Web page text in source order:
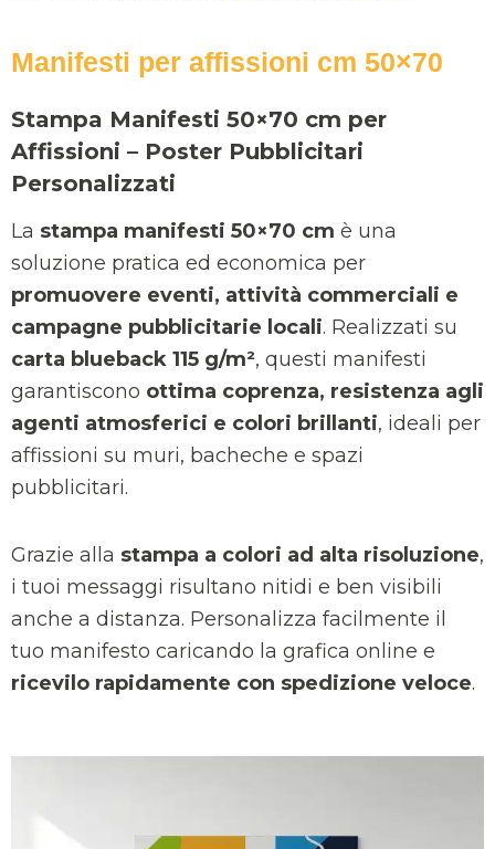
Manifesti per affissioni cm 50×70
Stampa Manifesti 50×70 cm per
Affissioni – Poster Pubblicitari
Personalizzati
La stampa manifesti 50×70 cm è una
soluzione pratica ed economica per
promuovere eventi, attività commerciali e
campagne pubblicitarie locali. Realizzati su
carta blueback 115 g/m², questi manifesti
garantiscono ottima coprenza, resistenza agli
agenti atmosferici e colori brillanti, ideali per
affissioni su muri, bacheche e spazi
pubblicitari.
Grazie alla stampa a colori ad alta risoluzione,
i tuoi messaggi risultano nitidi e ben visibili
anche a distanza. Personalizza facilmente il
tuo manifesto caricando la grafica online e
ricevilo rapidamente con spedizione veloce.